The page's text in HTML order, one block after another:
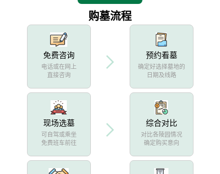
购墓流程
免费咨询
电话或在网上
直接咨询
预约看墓
确定好选择墓地的
日期及线路
现场选墓
可自驾或乘坐
免费班车前往
综合对比
对比各陵园情况
确定购买意向